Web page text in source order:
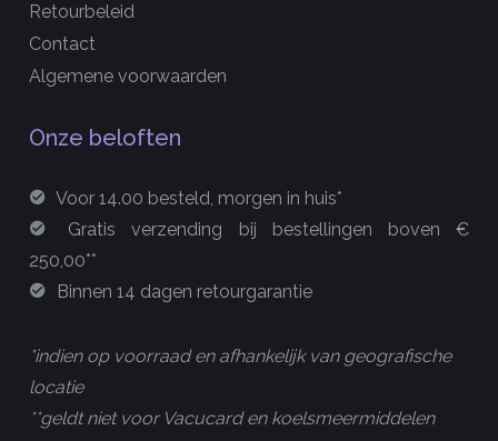
Retourbeleid
Contact
Algemene voorwaarden
Onze beloften
Voor 14.00 besteld, morgen in huis*
Gratis verzending bij bestellingen boven €
250,00**
Binnen 14 dagen retourgarantie
*indien op voorraad en afhankelijk van geografische
locatie
**geldt niet voor Vacucard en koelsmeermiddelen